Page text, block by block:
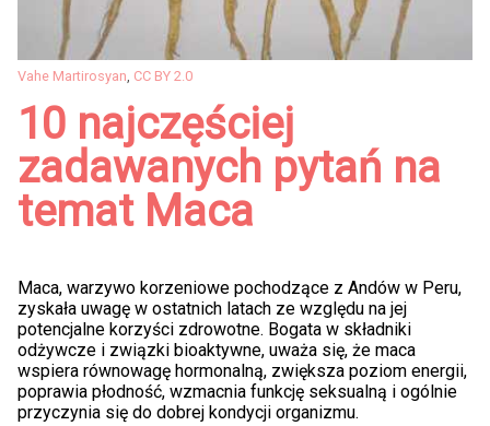
Vahe Martirosyan, CC BY 2.0
10 najczęściej
zadawanych pytań na
temat Maca
Maca, warzywo korzeniowe pochodzące z Andów w Peru,
zyskała uwagę w ostatnich latach ze względu na jej
potencjalne korzyści zdrowotne. Bogata w składniki
odżywcze i związki bioaktywne, uważa się, że maca
wspiera równowagę hormonalną, zwiększa poziom energii,
poprawia płodność, wzmacnia funkcję seksualną i ogólnie
przyczynia się do dobrej kondycji organizmu.